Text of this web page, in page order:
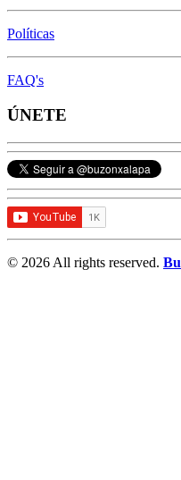
Políticas
FAQ's
ÚNETE
© 2026 All rights reserved.